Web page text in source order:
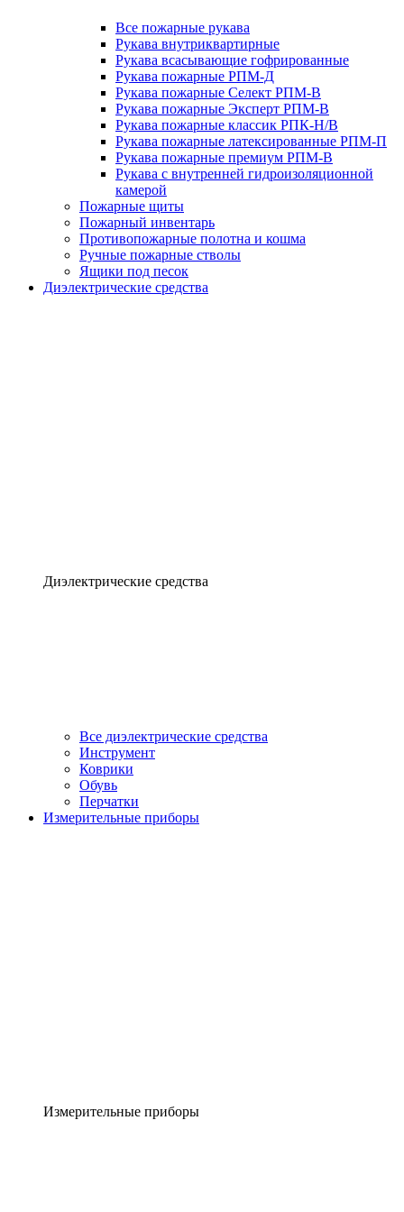
Все пожарные рукава
Рукава внутриквартирные
Рукава всасывающие гофрированные
Рукава пожарные РПМ-Д
Рукава пожарные Селект РПМ-В
Рукава пожарные Эксперт РПМ-В
Рукава пожарные классик РПК-Н/В
Рукава пожарные латексированные РПМ-П
Рукава пожарные премиум РПМ-В
Рукава с внутренней гидроизоляционной
камерой
Пожарные щиты
Пожарный инвентарь
Противопожарные полотна и кошма
Ручные пожарные стволы
Ящики под песок
Диэлектрические средства
Диэлектрические средства
Все диэлектрические средства
Инструмент
Коврики
Обувь
Перчатки
Измерительные приборы
Измерительные приборы